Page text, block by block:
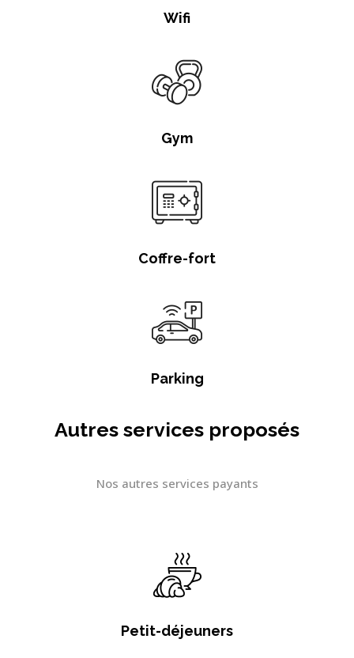
Wifi
Gym
Coffre-fort
Parking
Autres services proposés
Nos autres services payants
Petit-déjeuners